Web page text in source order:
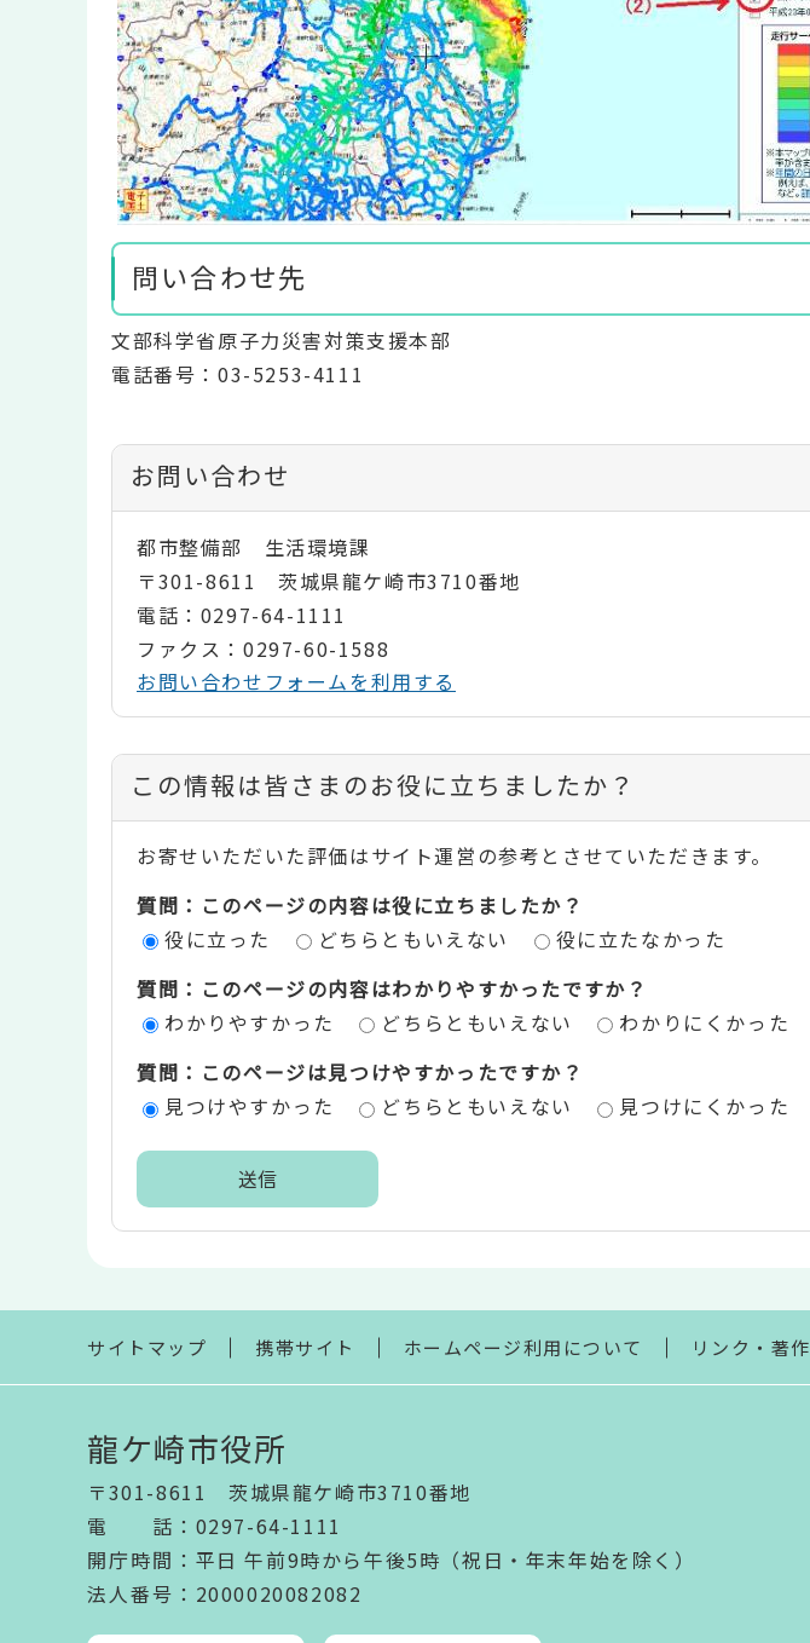
問い合わせ先
文部科学省原子力災害対策支援本部
電話番号：03-5253-4111
お問い合わせ
都市整備部 生活環境課
〒301-8611 茨城県龍ケ崎市3710番地
電話：0297-64-1111
ファクス：0297-60-1588
お問い合わせフォームを利用する
コ
ン
テ
ン
評
エ
この情報は皆さまのお役に立ちましたか？
お寄せいただいた評価はサイト運営の参考とさせていただきます。
質問：このページの内容は役に立ちましたか？
役に立った
どちらともいえない
役に立たなかった
質問：このページの内容はわかりやすかったですか？
わかりやすかった
どちらともいえない
わかりにくかった
質問：このページは見つけやすかったですか？
見つけやすかった
どちらともいえない 見つけにくかった
ま
サイトマップ 携帯サイト ホームページ利用について リンク・著
龍ケ崎市役所
〒301-8611 茨城県龍ケ崎市3710番地
電話 ： 0297-64-1111
開庁時間 ： 平日 午前9時から午後5時（祝日・年末年始を除く）
法人番号 ：2000020082082